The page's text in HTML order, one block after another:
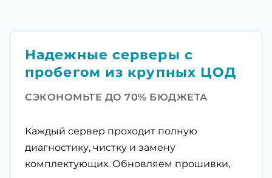
Надежные серверы с
пробегом из крупных ЦОД
СЭКОНОМЬТЕ ДО 70% БЮДЖЕТА
Каждый сервер проходит полную
диагностику, чистку и замену
комплектующих. Обновляем прошивки,